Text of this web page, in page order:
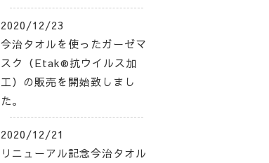
2020/12/23
今治タオルを使ったガーゼマ
スク（Etak®抗ウイルス加
工）の販売を開始致しまし
た。
2020/12/21
リニューアル記念今治タオル